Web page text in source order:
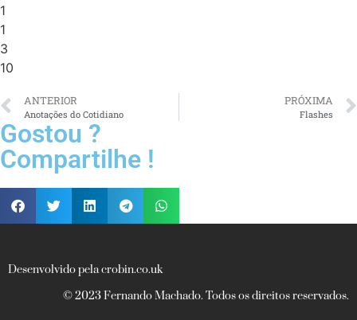
1
1
3
10
ANTERIOR
Anotações do Cotidiano
PRÓXIMA
Flashes
Gostou ?
Compartilhe !
Desenvolvido pela crobin.co.uk
© 2023 Fernando Machado. Todos os direitos reservados.